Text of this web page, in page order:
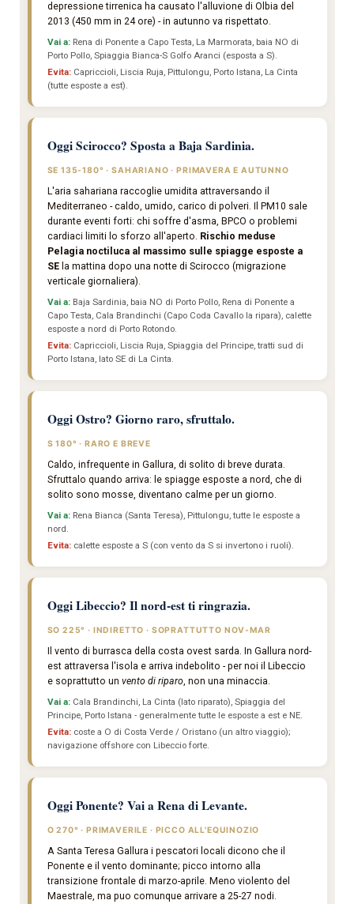
depressione tirrenica ha causato l'alluvione di Olbia del
2013 (450 mm in 24 ore) - in autunno va rispettato.
Vai a:Rena di Ponente a Capo Testa, La Marmorata, baia NO di
Porto Pollo, Spiaggia Bianca-S Golfo Aranci (esposta a S).
Evita:Capriccioli, Liscia Ruja, Pittulongu, Porto Istana, La Cinta
(tutte esposte a est).
Oggi Scirocco? Sposta a Baja Sardinia.
SE 135-180° · SAHARIANO · PRIMAVERA E AUTUNNO
L'aria sahariana raccoglie umidita attraversando il
Mediterraneo - caldo, umido, carico di polveri. Il PM10 sale
durante eventi forti: chi soffre d'asma, BPCO o problemi
cardiaci limiti lo sforzo all'aperto. Rischio meduse
Pelagia noctiluca al massimo sulle spiagge esposte a
SEla mattina dopo una notte di Scirocco (migrazione
verticale giornaliera).
Vai a:Baja Sardinia, baia NO di Porto Pollo, Rena di Ponente a
Capo Testa, Cala Brandinchi (Capo Coda Cavallo la ripara), calette
esposte a nord di Porto Rotondo.
Evita:Capriccioli, Liscia Ruja, Spiaggia del Principe, tratti sud di
Porto Istana, lato SE di La Cinta.
Oggi Ostro? Giorno raro, sfruttalo.
S 180° · RARO E BREVE
Caldo, infrequente in Gallura, di solito di breve durata.
Sfruttalo quando arriva: le spiagge esposte a nord, che di
solito sono mosse, diventano calme per un giorno.
Vai a:Rena Bianca (Santa Teresa), Pittulongu, tutte le esposte a
nord.
Evita:calette esposte a S (con vento da S si invertono i ruoli).
Oggi Libeccio? Il nord-est ti ringrazia.
SO 225° · INDIRETTO · SOPRATTUTTO NOV-MAR
Il vento di burrasca della costa ovest sarda. In Gallura nord-
est attraversa l'isola e arriva indebolito - per noi il Libeccio
e soprattutto un vento di riparo, non una minaccia.
Vai a:Cala Brandinchi, La Cinta (lato riparato), Spiaggia del
Principe, Porto Istana - generalmente tutte le esposte a est e NE.
Evita:coste a O di Costa Verde / Oristano (un altro viaggio);
navigazione offshore con Libeccio forte.
Oggi Ponente? Vai a Rena di Levante.
O 270° · PRIMAVERILE · PICCO ALL'EQUINOZIO
A Santa Teresa Gallura i pescatori locali dicono che il
Ponente e il vento dominante; picco intorno alla
transizione frontale di marzo-aprile. Meno violento del
Maestrale, ma puo comunque arrivare a 25-27 nodi.